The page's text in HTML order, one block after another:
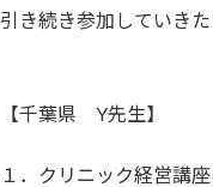
引き続き参加していきた
【千葉県 Y先生】
１．クリニック経営講